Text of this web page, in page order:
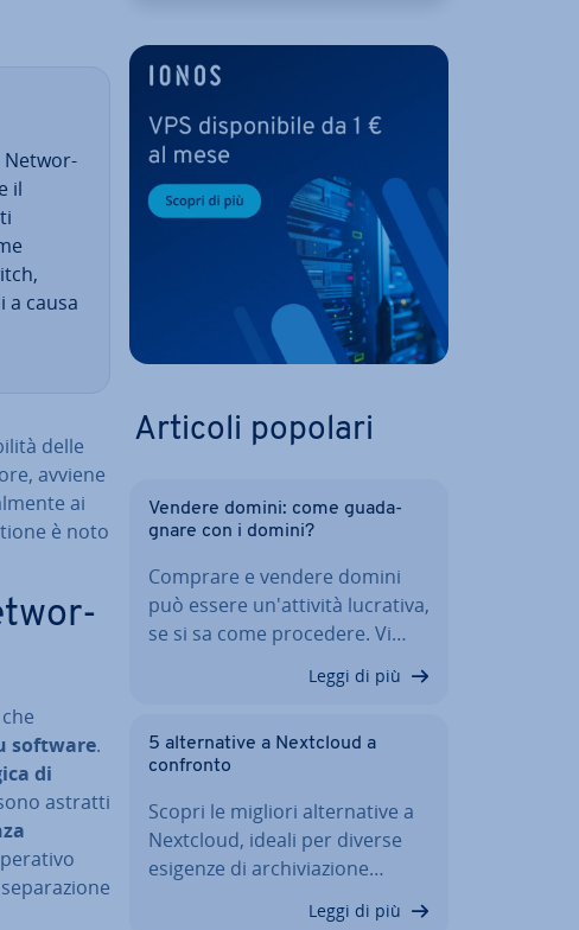
Net­wor­
il
causa
delle
avviene
ai
è noto
software.
di
astratti
Articoli popolari
Vendere domini: come gua­da­
gna­re con i domini?
Comprare e vendere domini
può essere un'at­ti­vi­tà lucrativa,
se si sa come procedere. Vi…
Leggi di più
5 al­ter­na­ti­ve a Nextcloud a
confronto
Scopri le migliori al­ter­na­ti­ve a
Nextcloud, ideali per diverse
esigenze di ar­chi­via­zio­ne…
Leggi di più